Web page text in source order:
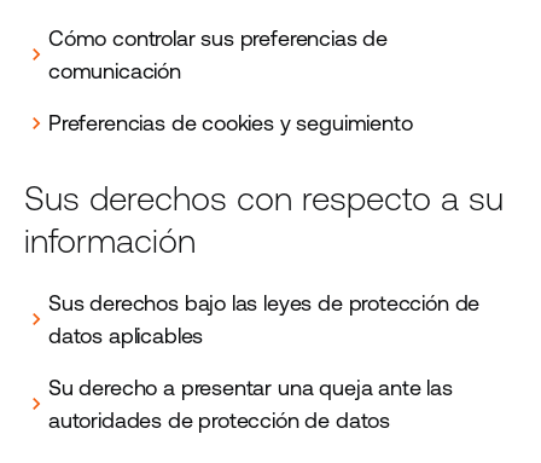
chevron_right
Cómo controlar sus preferencias de
comunicación
chevron_right Preferencias de cookies y seguimiento
Sus derechos con respecto a su
información
chevron_right
Sus derechos bajo las leyes de protección de
datos aplicables
chevron_right
Su derecho a presentar una queja ante las
autoridades de protección de datos